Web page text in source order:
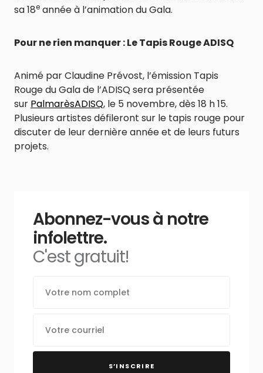
sa 18e année à l’animation du Gala.
Pour ne rien manquer : Le Tapis Rouge ADISQ
Animé par Claudine Prévost, l’émission Tapis
Rouge du Gala de l’ADISQ sera présentée
sur PalmarèsADISQ, le 5 novembre, dès 18 h 15.
Plusieurs artistes défileront sur le tapis rouge pour
discuter de leur dernière année et de leurs futurs
projets.
Abonnez-vous à notre
infolettre.
C'est gratuit!
S’INSCRIRE